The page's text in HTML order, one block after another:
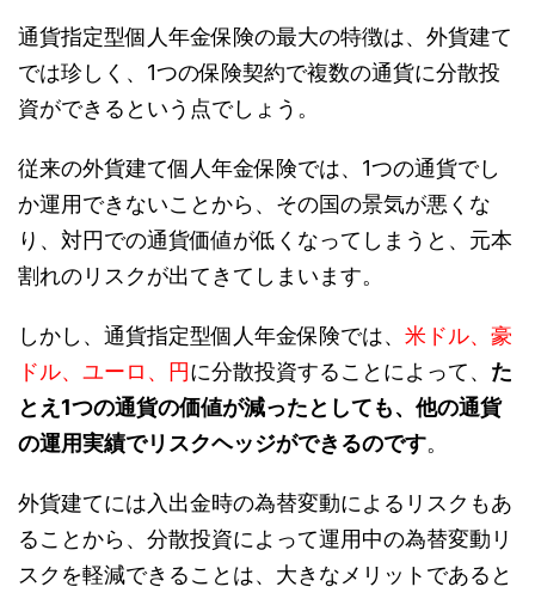
通貨指定型個人年金保険の最大の特徴は、外貨建て
では珍しく、1つの保険契約で複数の通貨に分散投
資ができるという点でしょう。
従来の外貨建て個人年金保険では、1つの通貨でし
か運用できないことから、その国の景気が悪くな
り、対円での通貨価値が低くなってしまうと、元本
割れのリスクが出てきてしまいます。
しかし、通貨指定型個人年金保険では、 米ドル、豪
ドル、ユーロ、円に分散投資することによって、 た
とえ1つの通貨の価値が減ったとしても、他の通貨
の運用実績でリスクヘッジができるのです。
外貨建てには入出金時の為替変動によるリスクもあ
ることから、分散投資によって運用中の為替変動リ
スクを軽減できることは、大きなメリットであると